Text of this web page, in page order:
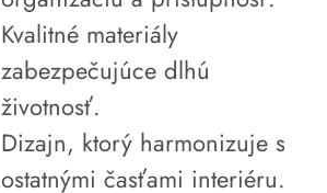
Kvalitné materiály
zabezpečujúce dlhú
životnosť.
Dizajn, ktorý harmonizuje s
ostatnými časťami interiéru.